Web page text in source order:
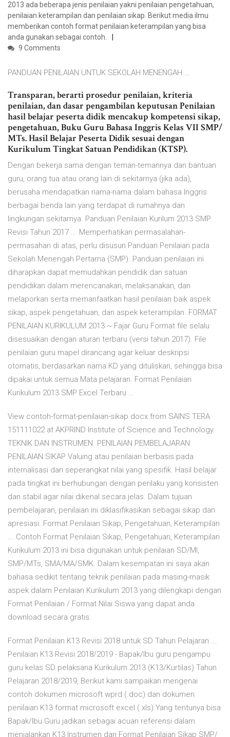
2013 ada beberapa jenis penilaian yakni penilaian pengetahuan,
penilaian keterampilan dan penilaian sikap. Berikut media ilmu
memberikan contoh format penilaian keterampilan yang bisa
anda gunakan sebagai contoh.
9 Comments
PANDUAN PENILAIAN UNTUK SEKOLAH MENENGAH …
Transparan, berarti prosedur penilaian, kriteria
penilaian, dan dasar pengambilan keputusan Penilaian
hasil belajar peserta didik mencakup kompetensi sikap,
pengetahuan, Buku Guru Bahasa Inggris Kelas VII SMP/
MTs. Hasil Belajar Peserta Didik sesuai dengan
Kurikulum Tingkat Satuan Pendidikan (KTSP).
Dengan bekerja sama dengan teman-temannya dan bantuan
guru, orang tua atau orang lain di sekitarnya (jika ada),
berusaha mendapatkan nama-nama dalam bahasa Inggris
berbagai benda lain yang terdapat di rumahnya dan
lingkungan sekitarnya. Panduan Penilaian Kurilum 2013 SMP
Revisi Tahun 2017 ... Memperhatikan permasalahan-
permasahan di atas, perlu disusun Panduan Penilaian pada
Sekolah Menengah Pertama (SMP). Panduan penilaian ini
diharapkan dapat memudahkan pendidik dan satuan
pendidikan dalam merencanakan, melaksanakan, dan
melaporkan serta memanfaatkan hasil penilaian baik aspek
sikap, aspek pengetahuan, dan aspek keterampilan. FORMAT
PENILAIAN KURIKULUM 2013 ~ Fajar Guru Format file selalu
disesuaikan dengan aturan terbaru (versi tahun 2017). File
penilaian guru mapel dirancang agar keluar deskripsi
otomatis, berdasarkan nama KD yang dituliskan, sehingga bisa
dipakai untuk semua Mata pelajaran. Format Penilaian
Kurikulum 2013 SMP Excel Terbaru ...
View contoh-format-penilaian-sikap.docx from SAINS TERA
151111022 at AKPRIND Institute of Science and Technology.
TEKNIK DAN INSTRUMEN PENILAIAN PEMBELAJARAN:
PENILAIAN SIKAP Valuing atau penilaian berbasis pada
internalisasi dari seperangkat nilai yang spesifik. Hasil belajar
pada tingkat ini berhubungan dengan perilaku yang konsisten
dan stabil agar nilai dikenal secara jelas. Dalam tujuan
pembelajaran, penilaian ini diklasifikasikan sebagai sikap dan
apresiasi. Format Penilaian Sikap, Pengetahuan, Keterampilan
... Contoh Format Penilaian Sikap, Pengetahuan, Keterampilan
Kurikulum 2013 ini bisa digunakan untuk penilaian SD/MI,
SMP/MTs, SMA/MA/SMK. Dalam kesempatan ini saya akan
bahasa sedikit tentang teknik penilaian pada masing-masik
aspek dalam Penilaian Kurikulum 2013 yang dilengkapi dengan
Format Penilaian / Format Nilai Siswa yang dapat anda
download secara gratis.
Format Penilaian K13 Revisi 2018 untuk SD Tahun Pelajaran ...
Penilaian K13 Revisi 2018/2019 - Bapak/Ibu guru pengampu
guru kelas SD pelaksana Kurikulum 2013 (K13/Kurtilas) Tahun
Pelajaran 2018/2019, Berikut kami sampaikan mengenai
contoh dokumen microsoft wprd (.doc) dan dokumen
penilaian K13 format microsoft excel (.xls).Yang tentunya bisa
Bapak/Ibu Guru jadikan sebagai acuan referensi dalam
menjalankan K13 Instrumen dan Format Penilaian Sikap SMP/